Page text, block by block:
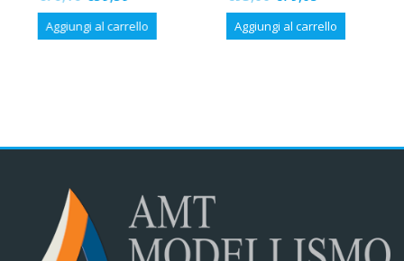
prezzo
originale
prezzo
attuale
Aggiungi al carrello
prezzo
originale
prezzo
attuale
Aggiungi al carrello